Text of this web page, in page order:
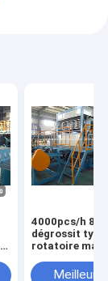
4000pcs/h 8
dégrossit type
rotatoire
plateauMeilleur